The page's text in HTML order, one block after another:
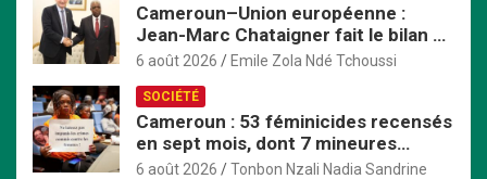
h
e
r
Cameroun–Union européenne :
Jean-Marc Chataigner fait le bilan de
son mandat avant son départ
6 août 2026 Emile Zola Ndé Tchoussi
SOCIÉTÉ
Cameroun : 53 féminicides recensés
en sept mois, dont 7 mineures
violées avant d’être tuées
6 août 2026 Tonbon Nzali Nadia Sandrine